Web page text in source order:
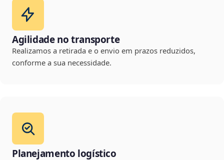
Agilidade no transporte
Realizamos a retirada e o envio em prazos reduzidos,
conforme a sua necessidade.
Planejamento logístico